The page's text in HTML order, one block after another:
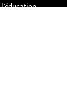
l’éducation